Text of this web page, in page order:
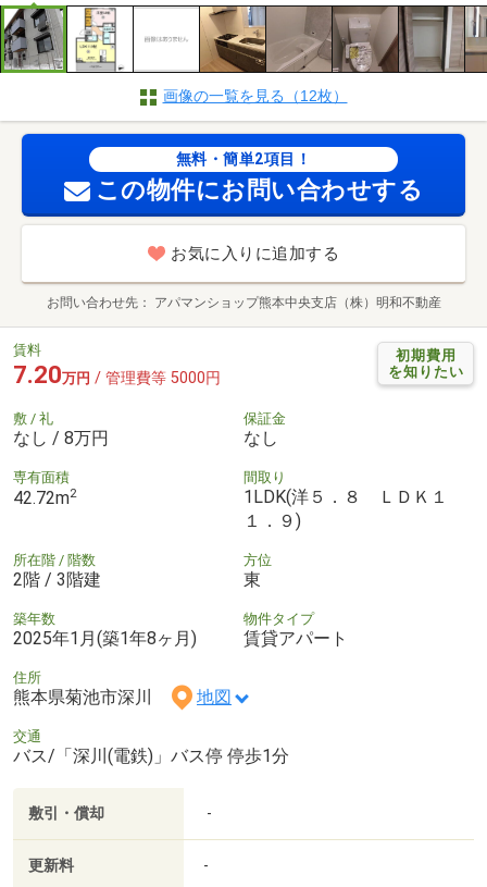
画像の一覧を見る（12枚）
無料・簡単2項目！
この物件にお問い合わせする
お気に入りに追加する
お問い合わせ先 アパマンショップ熊本中央支店（株）明和不動産
初期費用
を知りたい
賃料
7.20万円 / 管理費等 5000円
敷 / 礼
なし / 8万円
保証金
なし
専有面積
42.72m2
間取り
1LDK(洋５．８ ＬＤＫ１
１．９)
所在階 / 階数
2階 / 3階建
方位
東
築年数
2025年1月(築1年8ヶ月)
物件タイプ
賃貸アパート
住所
熊本県菊池市深川 地図
交通
バス/「深川(電鉄)」バス停 停歩1分
敷引・償却 -
更新料 -